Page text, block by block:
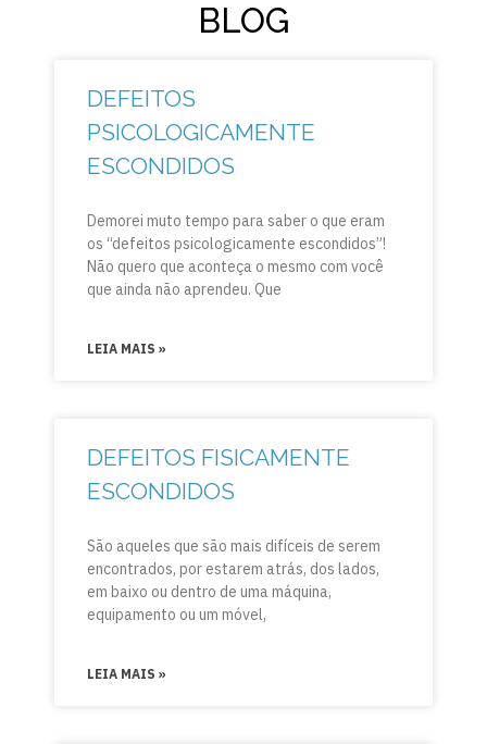
BLOG
DEFEITOS
PSICOLOGICAMENTE
ESCONDIDOS
Demorei muto tempo para saber o que eram
os “defeitos psicologicamente escondidos”!
Não quero que aconteça o mesmo com você
que ainda não aprendeu. Que
LEIA MAIS »
DEFEITOS FISICAMENTE
ESCONDIDOS
São aqueles que são mais difíceis de serem
encontrados, por estarem atrás, dos lados,
em baixo ou dentro de uma máquina,
equipamento ou um móvel,
LEIA MAIS »